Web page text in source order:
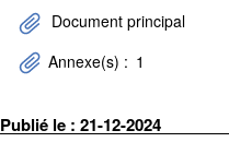
Document principal
Annexe(s) : 1
Publié le : 21-12-2024